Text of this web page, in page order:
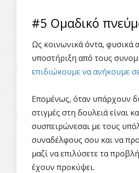
#5 Ομαδικό
Ως κοινωνικά όντα, φυσικά
υποστήριξη από τους
επιδιώκουμε να ανήκουμε
Επομένως, όταν υπάρχουν
στιγμές στη δουλειά είναι
συσπειρώνεσαι με τους
συναδέλφους σου και να
μαζί να επιλύσετε τα
έχουν προκύψει.